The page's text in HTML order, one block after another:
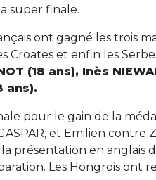
super finale.
ont gagné les trois
Croates et enfin les
(18 ans), Inès
ans).
pour le gain de la
et Emilien contre
la présentation en
Les Hongrois ont